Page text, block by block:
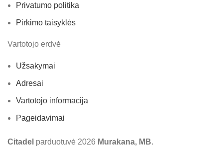
Privatumo politika
Pirkimo taisyklės
Vartotojo erdvė
Užsakymai
Adresai
Vartotojo informacija
Pageidavimai
Citadel parduotuvė 2026 Murakana, MB.